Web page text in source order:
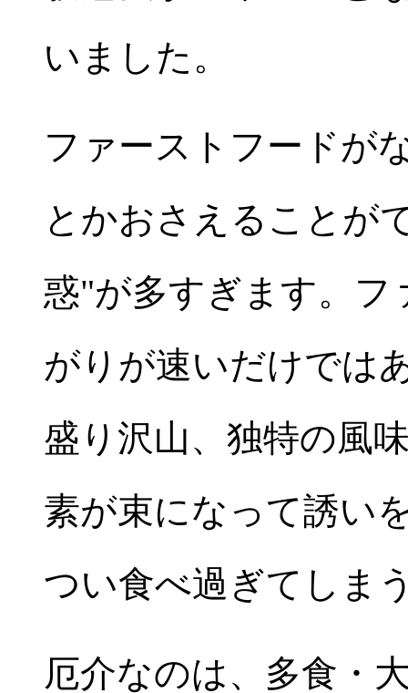
いました。
ファーストフードが
とかおさえることが
惑"が多すぎます。フ
がりが速いだけでは
盛り沢山、独特の風
素が束になって誘い
つい食べ過ぎてしま
厄介なのは、多食・